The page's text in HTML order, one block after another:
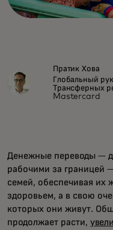
Пратик Хова
Глобальный
Трансферных
Mastercard
Денежные переводы —
рабочими за границей
семей, обеспечивая их
здоровьем, а в свою
которых они живут.
продолжает расти,